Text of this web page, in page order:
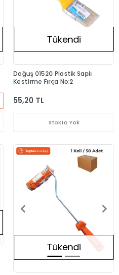
Tükendi
Doğuş 01520 Plastik Saplı
Kestirme Fırça No:2
55,20 TL
Stokta Yok
Tükendi